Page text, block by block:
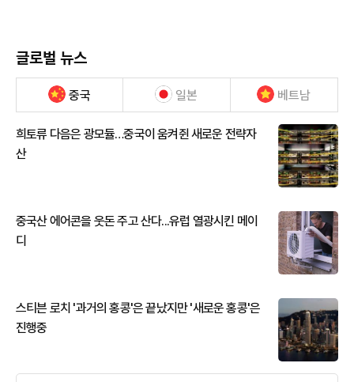
글로벌 뉴스
중국 일본 베트남
희토류 다음은 광모듈…중국이 움켜쥔 새로운 전략자
산
중국산 에어콘을 웃돈 주고 산다...유럽 열광시킨 메이
디
스티븐 로치 '과거의 홍콩'은 끝났지만 '새로운 홍콩'은
진행중